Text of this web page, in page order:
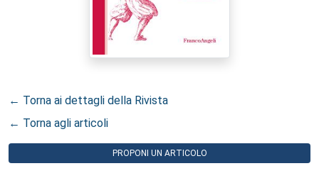
← Torna ai dettagli della Rivista
← Torna agli articoli
PROPONI UN ARTICOLO